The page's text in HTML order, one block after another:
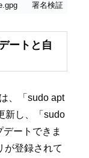
署名検証
ートと自
、「sudo apt
新し、「sudo
ートできま
が登録されて